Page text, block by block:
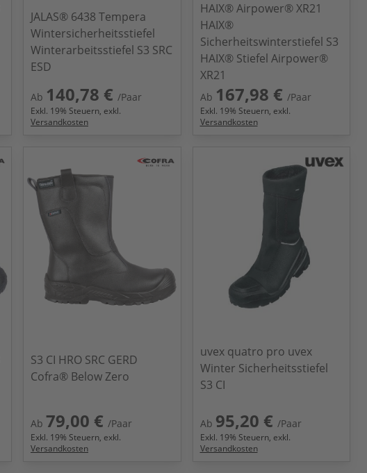
JALAS® 6438 Tempera
Wintersicherheitsstiefel
Winterarbeitsstiefel S3 SRC
ESD
Ab 140,78 € /Paar
Exkl. 19% Steuern, exkl.
Versandkosten
HAIX® Airpower® XR21
HAIX®
Sicherheitswinterstiefel S3
HAIX® Stiefel Airpower®
XR21
Ab 167,98 € /Paar
Exkl. 19% Steuern, exkl.
Versandkosten
S3 CI HRO SRC GERD
Cofra® Below Zero
Ab 79,00 € /Paar
Exkl. 19% Steuern, exkl.
Versandkosten
uvex quatro pro uvex
Winter Sicherheitsstiefel
S3 CI
Ab 95,20 € /Paar
Exkl. 19% Steuern, exkl.
Versandkosten